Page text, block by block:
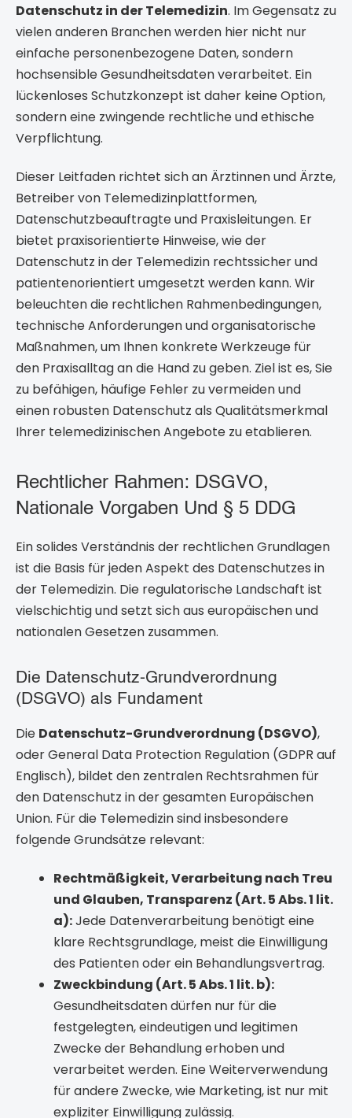
Datenschutz in der Telemedizin. Im Gegensatz zu
vielen anderen Branchen werden hier nicht nur
einfache personenbezogene Daten, sondern
hochsensible Gesundheitsdaten verarbeitet. Ein
lückenloses Schutzkonzept ist daher keine Option,
sondern eine zwingende rechtliche und ethische
Verpflichtung.
Dieser Leitfaden richtet sich an Ärztinnen und Ärzte,
Betreiber von Telemedizinplattformen,
Datenschutzbeauftragte und Praxisleitungen. Er
bietet praxisorientierte Hinweise, wie der
Datenschutz in der Telemedizin rechtssicher und
patientenorientiert umgesetzt werden kann. Wir
beleuchten die rechtlichen Rahmenbedingungen,
technische Anforderungen und organisatorische
Maßnahmen, um Ihnen konkrete Werkzeuge für
den Praxisalltag an die Hand zu geben. Ziel ist es, Sie
zu befähigen, häufige Fehler zu vermeiden und
einen robusten Datenschutz als Qualitätsmerkmal
Ihrer telemedizinischen Angebote zu etablieren.
Rechtlicher Rahmen: DSGVO,
Nationale Vorgaben Und § 5 DDG
Ein solides Verständnis der rechtlichen Grundlagen
ist die Basis für jeden Aspekt des Datenschutzes in
der Telemedizin. Die regulatorische Landschaft ist
vielschichtig und setzt sich aus europäischen und
nationalen Gesetzen zusammen.
Die Datenschutz-Grundverordnung
(DSGVO) als Fundament
Die Datenschutz-Grundverordnung (DSGVO),
oder General Data Protection Regulation (GDPR auf
Englisch), bildet den zentralen Rechtsrahmen für
den Datenschutz in der gesamten Europäischen
Union. Für die Telemedizin sind insbesondere
folgende Grundsätze relevant:
Rechtmäßigkeit, Verarbeitung nach Treu
und Glauben, Transparenz (Art. 5 Abs. 1 lit.
a):Jede Datenverarbeitung benötigt eine
klare Rechtsgrundlage, meist die Einwilligung
des Patienten oder ein Behandlungsvertrag.
Zweckbindung (Art. 5 Abs. 1 lit. b):
Gesundheitsdaten dürfen nur für die
festgelegten, eindeutigen und legitimen
Zwecke der Behandlung erhoben und
verarbeitet werden. Eine Weiterverwendung
für andere Zwecke, wie Marketing, ist nur mit
expliziter Einwilligung zulässig.